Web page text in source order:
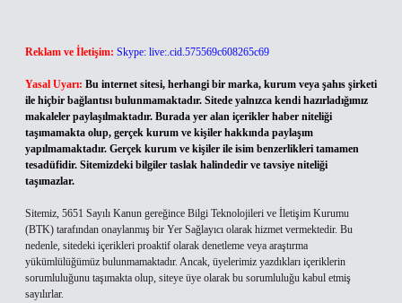
Reklam ve İletişim: Skype: live:.cid.575569c608265c69
Yasal Uyarı: Bu internet sitesi, herhangi bir marka, kurum veya şahıs şirketi
ile hiçbir bağlantısı bulunmamaktadır. Sitede yalnızca kendi hazırladığımız
makaleler paylaşılmaktadır. Burada yer alan içerikler haber niteliği
taşımamakta olup, gerçek kurum ve kişiler hakkında paylaşım
yapılmamaktadır. Gerçek kurum ve kişiler ile isim benzerlikleri tamamen
tesadüfidir. Sitemizdeki bilgiler taslak halindedir ve tavsiye niteliği
taşımazlar.
Sitemiz, 5651 Sayılı Kanun gereğince Bilgi Teknolojileri ve İletişim Kurumu
(BTK) tarafından onaylanmış bir Yer Sağlayıcı olarak hizmet vermektedir. Bu
nedenle, sitedeki içerikleri proaktif olarak denetleme veya araştırma
yükümlülüğümüz bulunmamaktadır. Ancak, üyelerimiz yazdıkları içeriklerin
sorumluluğunu taşımakta olup, siteye üye olarak bu sorumluluğu kabul etmiş
sayılırlar.